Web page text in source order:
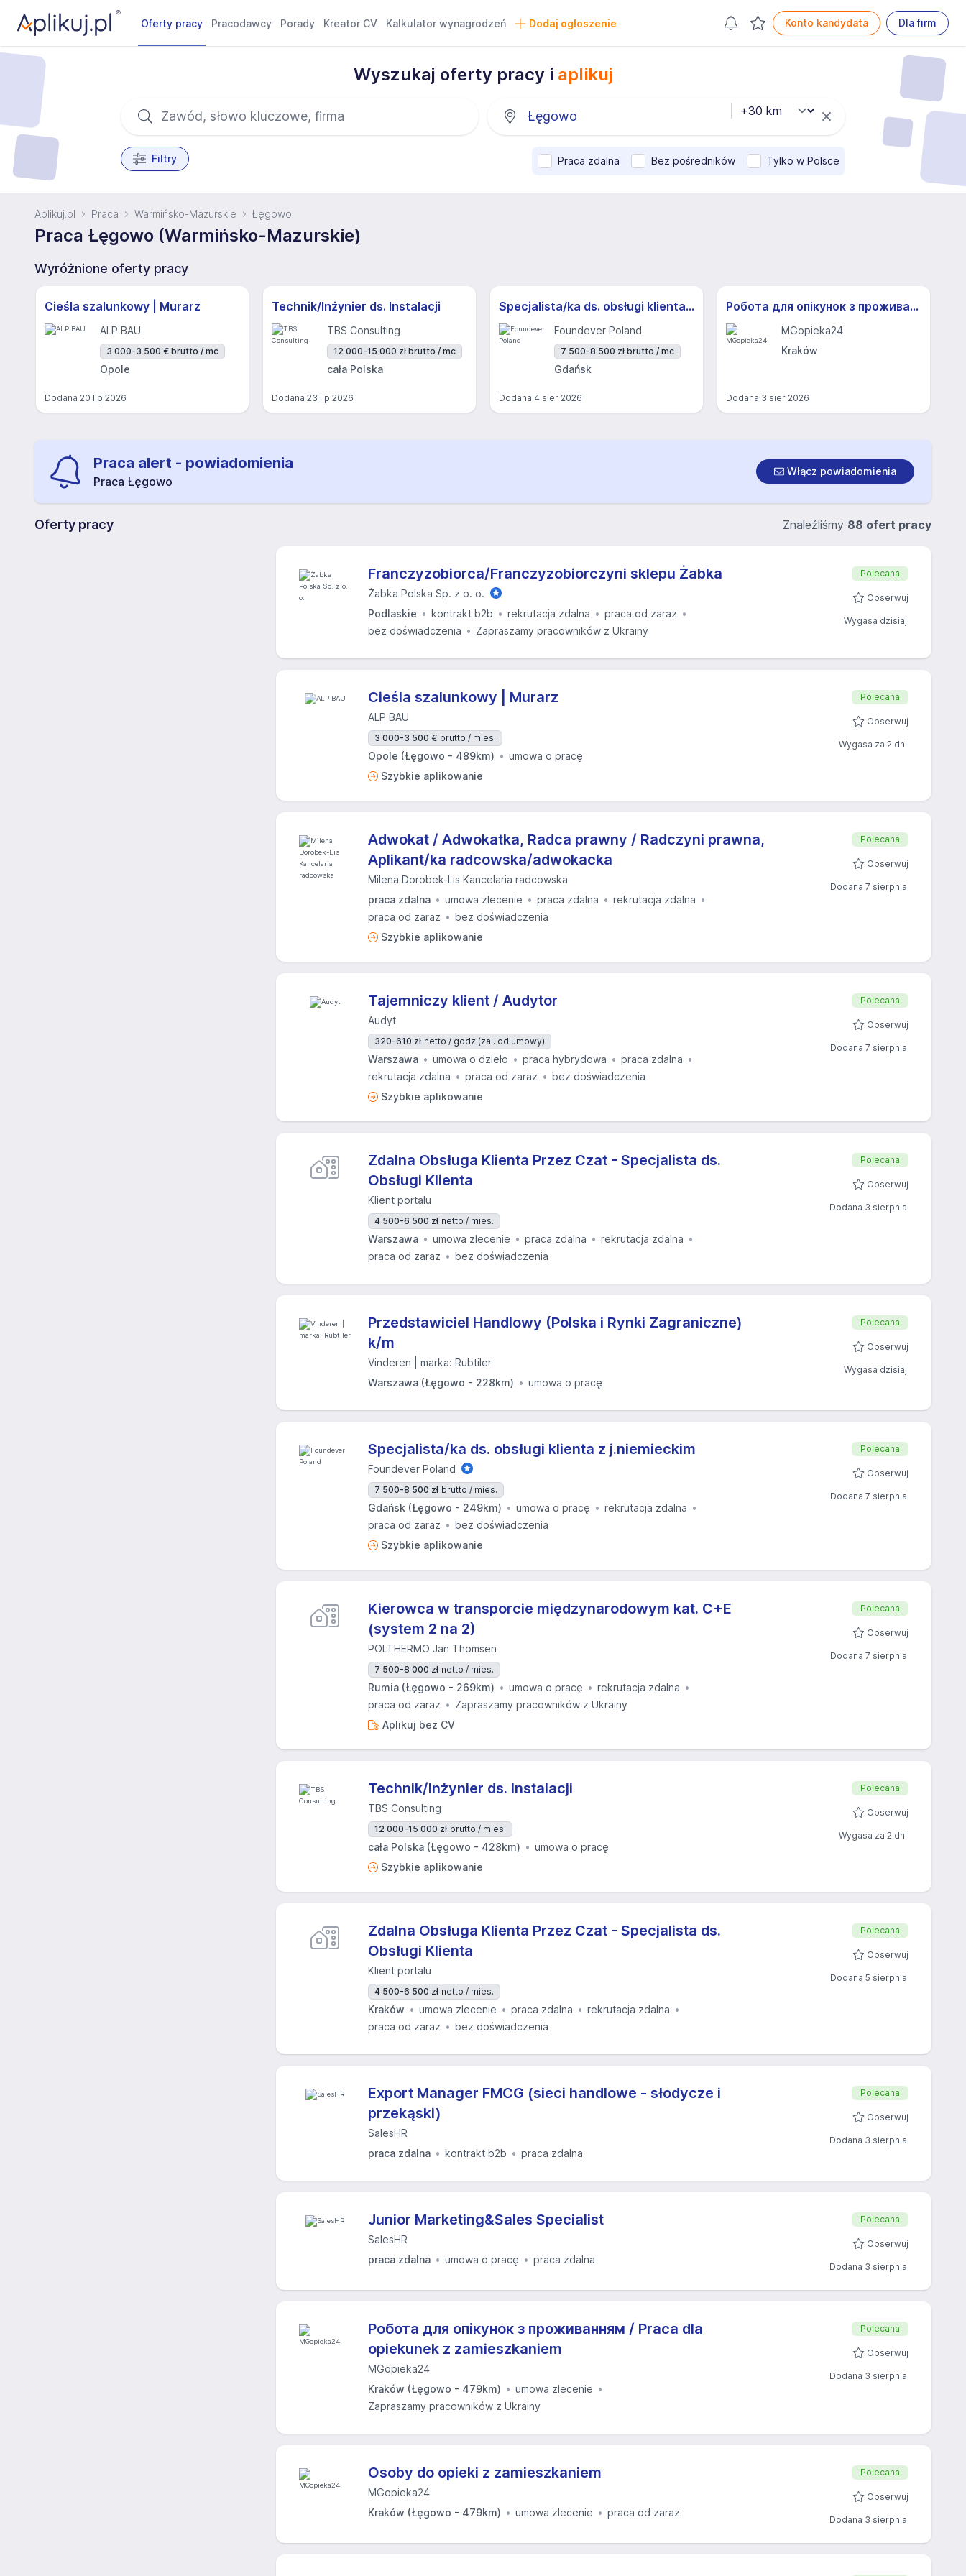
Oferty pracy Pracodawcy Porady Kreator CV Kalkulator wynagrodzeń Dodaj ogłoszenie Konto kandydata Dla firm
Wyszukaj oferty pracy i aplikuj
Filtry Praca zdalna Bez pośredników Tylko w Polsce
Aplikuj.pl Praca Warmińsko-Mazurskie Łęgowo
Praca Łęgowo (Warmińsko-Mazurskie)
Wyróżnione oferty pracy
Cieśla szalunkowy | Murarz
ALP BAU
3 000-3 500 € brutto / mc
Opole
Dodana 20 lip 2026
Technik/Inżynier ds. Instalacji
TBS Consulting
12 000-15 000 zł brutto / mc
cała Polska
Dodana 23 lip 2026
Specjalista/ka ds. obsługi klienta z j.niemieckim
Foundever Poland
7 500-8 500 zł brutto / mc
Gdańsk
Dodana 4 sier 2026
Робота для опікунок з проживанням / Praca dla opiekunek z zamieszkaniem
MGopieka24
Kraków
Dodana 3 sier 2026
Praca alert - powiadomienia
Praca Łęgowo
Włącz powiadomienia
Oferty pracy Znaleźliśmy 88 ofert pracy
Franczyzobiorca/Franczyzobiorczyni sklepu Żabka
Żabka Polska Sp. z o. o.
Podlaskie
kontrakt b2b rekrutacja zdalna
praca od zaraz
bez doświadczenia
Zapraszamy pracowników z Ukrainy
Polecana
Obserwuj
Wygasa dzisiaj
Cieśla szalunkowy | Murarz
ALP BAU
3 000-3 500 € brutto / mies.
Opole (Łęgowo - 489km)
umowa o pracę
Szybkie aplikowanie
Polecana
Obserwuj
Wygasa za 2 dni
Adwokat / Adwokatka, Radca prawny / Radczyni prawna,
Aplikant/ka radcowska/adwokacka
Milena Dorobek-Lis Kancelaria radcowska
praca zdalna
umowa zlecenie praca zdalna
rekrutacja zdalna
praca od zaraz
bez doświadczenia
Szybkie aplikowanie
Polecana
Obserwuj
Dodana 7 sierpnia
Tajemniczy klient / Audytor
Audyt
320-610 zł netto / godz.(zal. od umowy)
Warszawa umowa o dzieło praca hybrydowa
praca zdalna
rekrutacja zdalna
praca od zaraz
bez doświadczenia
Szybkie aplikowanie
Polecana
Obserwuj
Dodana 7 sierpnia
Zdalna Obsługa Klienta Przez Czat - Specjalista ds.
Obsługi Klienta
Klient portalu
4 500-6 500 zł netto / mies.
Warszawa umowa zlecenie praca zdalna
rekrutacja zdalna
praca od zaraz
bez doświadczenia
Polecana
Obserwuj
Dodana 3 sierpnia
Przedstawiciel Handlowy (Polska i Rynki Zagraniczne)
k/m
Vinderen | marka: Rubtiler
Warszawa (Łęgowo - 228km)
umowa o pracę
Polecana
Obserwuj
Wygasa dzisiaj
Specjalista/ka ds. obsługi klienta z j.niemieckim
Foundever Poland
7 500-8 500 zł brutto / mies.
Gdańsk (Łęgowo - 249km) umowa o pracę
rekrutacja zdalna
praca od zaraz
bez doświadczenia
Szybkie aplikowanie
Polecana
Obserwuj
Dodana 7 sierpnia
Kierowca w transporcie międzynarodowym kat. C+E
(system 2 na 2)
POLTHERMO Jan Thomsen
7 500-8 000 zł netto / mies.
Rumia (Łęgowo - 269km) umowa o pracę
rekrutacja zdalna
praca od zaraz
Zapraszamy pracowników z Ukrainy
Aplikuj bez CV
Polecana
Obserwuj
Dodana 7 sierpnia
Technik/Inżynier ds. Instalacji
TBS Consulting
12 000-15 000 zł brutto / mies.
cała Polska (Łęgowo - 428km)
umowa o pracę
Szybkie aplikowanie
Polecana
Obserwuj
Wygasa za 2 dni
Zdalna Obsługa Klienta Przez Czat - Specjalista ds.
Obsługi Klienta
Klient portalu
4 500-6 500 zł netto / mies.
Kraków umowa zlecenie praca zdalna
rekrutacja zdalna
praca od zaraz
bez doświadczenia
Polecana
Obserwuj
Dodana 5 sierpnia
Export Manager FMCG (sieci handlowe - słodycze i
przekąski)
SalesHR
praca zdalna
kontrakt b2b praca zdalna
Polecana
Obserwuj
Dodana 3 sierpnia
Junior Marketing&Sales Specialist
SalesHR
praca zdalna
umowa o pracę praca zdalna
Polecana
Obserwuj
Dodana 3 sierpnia
Робота для опікунок з проживанням / Praca dla
opiekunek z zamieszkaniem
MGopieka24
Kraków (Łęgowo - 479km)
umowa zlecenie
Zapraszamy pracowników z Ukrainy
Polecana
Obserwuj
Dodana 3 sierpnia
Osoby do opieki z zamieszkaniem
MGopieka24
Kraków (Łęgowo - 479km)
umowa zlecenie praca od zaraz
Polecana
Obserwuj
Dodana 3 sierpnia